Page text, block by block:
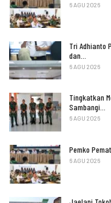
6 AGU 2026
Tri Adhianto
dan…
6 AGU 2026
Tingkatkan
Sambangi…
6 AGU 2026
Pemko
6 AGU 2026